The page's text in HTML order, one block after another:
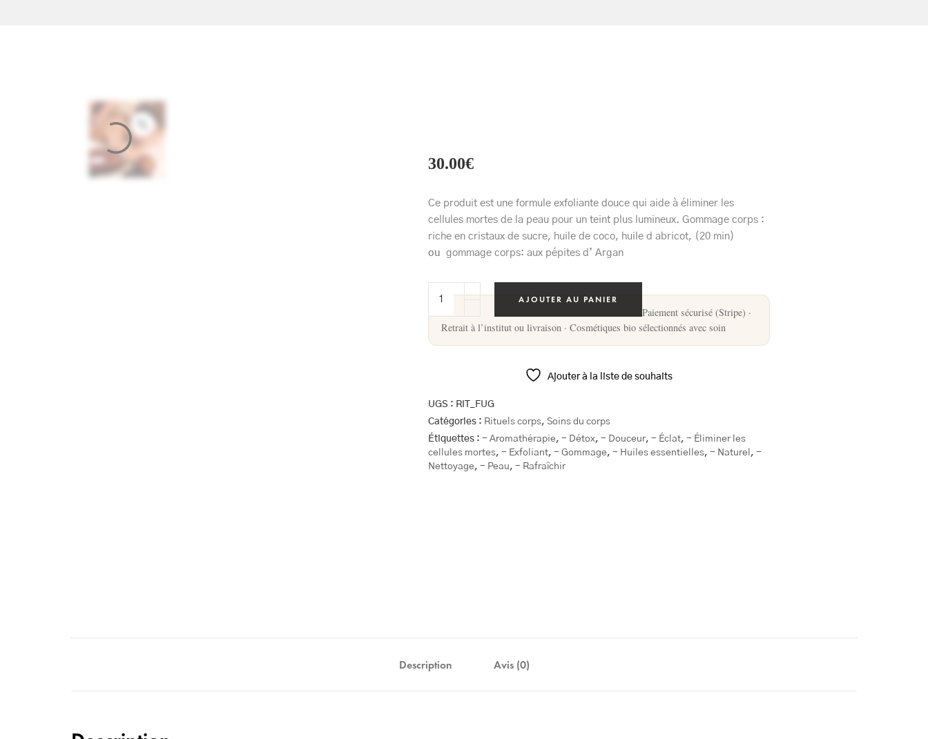
30.00€
Ce produit est une formule exfoliante douce qui aide à éliminer les
cellules mortes de la peau pour un teint plus lumineux. Gommage corps :
riche en cristaux de sucre, huile de coco, huile d abricot, (20 min)
ou gommage corps: aux pépites d’ Argan
AJOUTER AU PANIER
Paiement sécurisé (Stripe) ·
Retrait à l’institut ou livraison · Cosmétiques bio sélectionnés avec soin
Ajouter à la liste de souhaits
UGS : RIT_FUG
Catégories : Rituels corps, Soins du corps
Étiquettes : - Aromathérapie, - Détox, - Douceur, - Éclat, - Éliminer les
cellules mortes, - Exfoliant, - Gommage, - Huiles essentielles, - Naturel , -
Nettoyage, - Peau, - Rafraîchir
Description Avis (0)